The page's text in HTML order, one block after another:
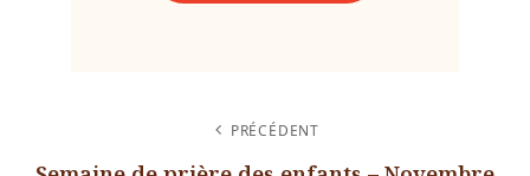
DE
PRÉCÉDENT